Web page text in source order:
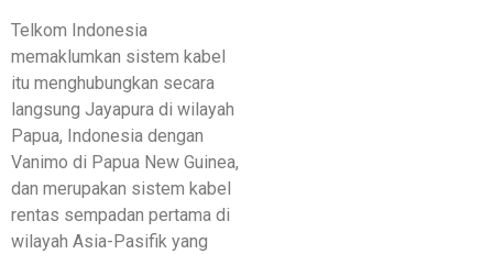
Telkom Indonesia
memaklumkan sistem kabel
itu menghubungkan secara
langsung Jayapura di wilayah
Papua, Indonesia dengan
Vanimo di Papua New Guinea,
dan merupakan sistem kabel
rentas sempadan pertama di
wilayah Asia-Pasifik yang